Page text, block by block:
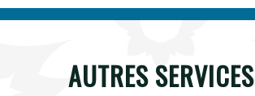
AUTRES SERVICES